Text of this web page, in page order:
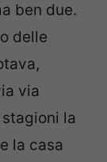
ben due.
delle
via
la
la casa